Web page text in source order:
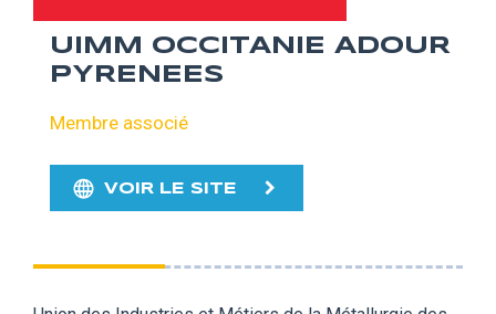
UIMM OCCITANIE ADOUR
PYRENEES
Membre associé
VOIR LE SITE